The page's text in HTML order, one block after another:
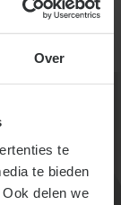
Over
te
te bieden
delen we